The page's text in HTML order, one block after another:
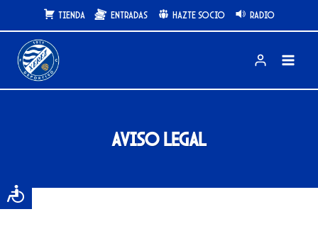
al
contenido
Tienda Entradas Hazte Socio Radio
Aviso Legal